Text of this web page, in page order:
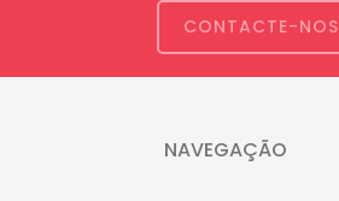
CONTACTE-NOS
NAVEGAÇÃO